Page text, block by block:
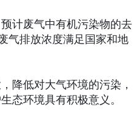
计废气中有机污染物的去
气排放浓度满足国家和地
降低对大气环境的污染，
态环境具有积极意义。